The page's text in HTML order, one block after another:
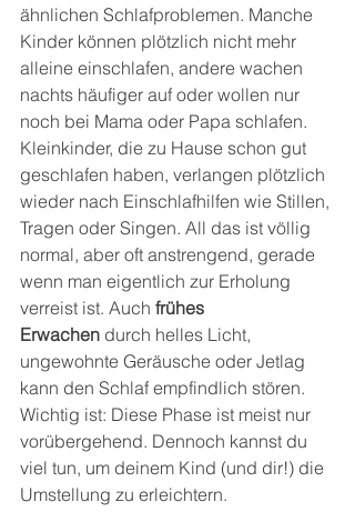
ähnlichen Schlafproblemen. Manche
Kinder können plötzlich nicht mehr
alleine einschlafen, andere wachen
nachts häufiger auf oder wollen nur
noch bei Mama oder Papa schlafen.
Kleinkinder, die zu Hause schon gut
geschlafen haben, verlangen plötzlich
wieder nach Einschlafhilfen wie Stillen,
Tragen oder Singen. All das ist völlig
normal, aber oft anstrengend, gerade
wenn man eigentlich zur Erholung
verreist ist. Auch frühes
Erwachen durch helles Licht,
ungewohnte Geräusche oder Jetlag
kann den Schlaf empfindlich stören.
Wichtig ist: Diese Phase ist meist nur
vorübergehend. Dennoch kannst du
viel tun, um deinem Kind (und dir!) die
Umstellung zu erleichtern.